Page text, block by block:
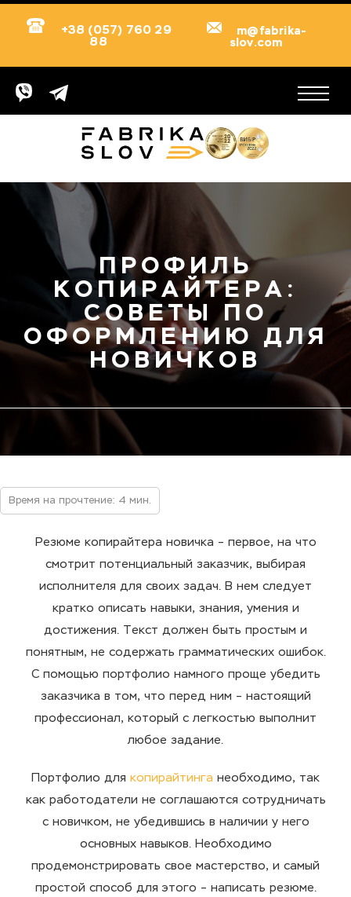
+38 (057) 760 29
88
m@fabrika-
slov.com
ПРОФИЛЬ
КОПИРАЙТЕРА:
СОВЕТЫ ПО
ОФОРМЛЕНИЮ ДЛЯ
НОВИЧКОВ
Время на прочтение: 4 мин.
Резюме копирайтера новичка – первое, на что
смотрит потенциальный заказчик, выбирая
исполнителя для своих задач. В нем следует
кратко описать навыки, знания, умения и
достижения. Текст должен быть простым и
понятным, не содержать грамматических ошибок.
С помощью портфолио намного проще убедить
заказчика в том, что перед ним – настоящий
профессионал, который с легкостью выполнит
любое задание.
Портфолио для копирайтинга необходимо, так
как работодатели не соглашаются сотрудничать
с новичком, не убедившись в наличии у него
основных навыков. Необходимо
продемонстрировать свое мастерство, и самый
простой способ для этого – написать резюме.